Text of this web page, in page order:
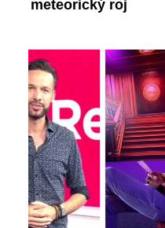
meteorický roj